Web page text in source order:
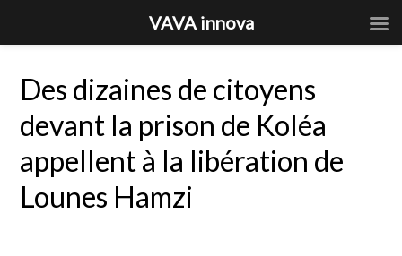
Des dizaines de citoyens
devant la prison de Koléa
appellent à la libération de
Lounes Hamzi
VAVA innova